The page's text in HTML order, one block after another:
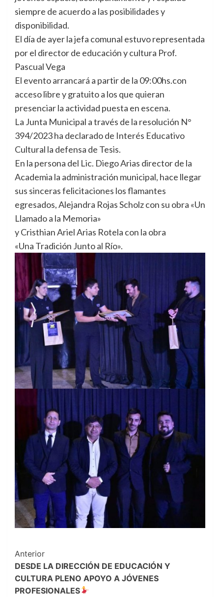
siempre de acuerdo a las posibilidades y
disponibilidad.
El día de ayer la jefa comunal estuvo representada
por el director de educación y cultura Prof.
Pascual Vega
El evento arrancará a partir de la 09:00hs.con
acceso libre y gratuito a los que quieran
presenciar la actividad puesta en escena.
La Junta Municipal a través de la resolución N°
394/2023 ha declarado de Interés Educativo
Cultural la defensa de Tesis.
En la persona del Lic. Diego Arias director de la
Academia la administración municipal, hace llegar
sus sinceras felicitaciones los flamantes
egresados, Alejandra Rojas Scholz con su obra «Un
Llamado a la Memoria»
y Cristhian Ariel Arias Rotela con la obra
«Una Tradición Junto al Río».
Navegación
de
entradas
Anterior
DESDE LA DIRECCIÓN DE EDUCACIÓN Y
CULTURA PLENO APOYO A JÓVENES
PROFESIONALES